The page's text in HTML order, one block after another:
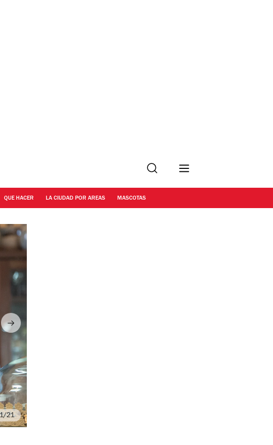
Buscar
QUE HACER LA CIUDAD POR AREAS MASCOTAS
/21